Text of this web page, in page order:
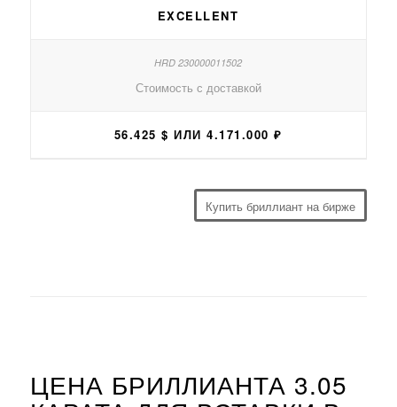
EXCELLENT
Стоимость с доставкой
56.425 $ ИЛИ 4.171.000 ₽
Купить бриллиант на бирже
ЦЕНА БРИЛЛИАНТА 3.05